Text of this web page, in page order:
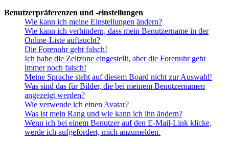
Benutzerpräferenzen und -einstellungen
Wie kann ich meine Einstellungen ändern?
Wie kann ich verhindern, dass mein Benutzername in der
Online-Liste auftaucht?
Die Forenuhr geht falsch!
Ich habe die Zeitzone eingestellt, aber die Forenuhr geht
immer noch falsch!
Meine Sprache steht auf diesem Board nicht zur Auswahl!
Was sind das für Bilder, die bei meinem Benutzernamen
angezeigt werden?
Wie verwende ich einen Avatar?
Was ist mein Rang und wie kann ich ihn ändern?
Wenn ich bei einem Benutzer auf den E-Mail-Link klicke,
werde ich aufgefordert, mich anzumelden.